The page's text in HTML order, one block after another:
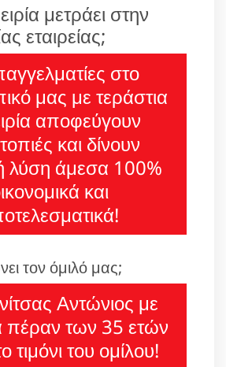
μετράει στην
εταιρείας;
στο
μας με τεράστια
αποφεύγουν
και δίνουν
λύση άμεσα 100%
και
τον όμιλό μας;
Αντώνιος με
πέραν των 35 ετών
τιμόνι του ομίλου!